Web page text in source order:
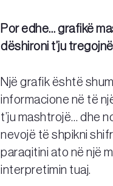
Por edhe… grafikë
dëshironi t’ju
Një grafik është
informacione në të
t’ju mashtrojë… dhe
nevojë të shpikni
paraqitini ato në një
interpretimin tuaj.